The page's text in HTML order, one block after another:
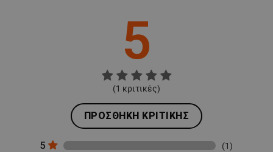
5
(1 κριτικές)
ΠΡΟΣΘΉΚΗ ΚΡΙΤΙΚΉΣ
5 (1)